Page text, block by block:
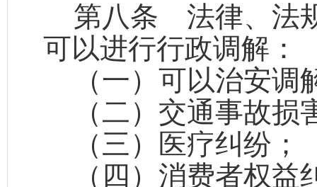
第八条 法律、法
可以进行行政调解：
（一）可以治安调
（二）交通事故损
（三）医疗纠纷；
（四）消费者权